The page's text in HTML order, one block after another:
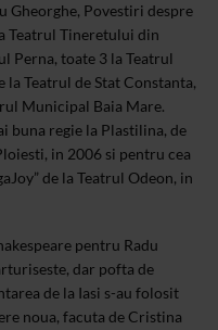
Gheorghe, Povestiri despre
Teatrul Tineretului din
Perna, toate 3 la Teatrul
Teatrul de Stat Constanta,
Municipal Baia Mare.
buna regie la Plastilina, de
in 2006 si pentru cea
de la Teatrul Odeon, in
pentru Radu
dar pofta de
de la Iasi s-au folosit
noua, facuta de Cristina